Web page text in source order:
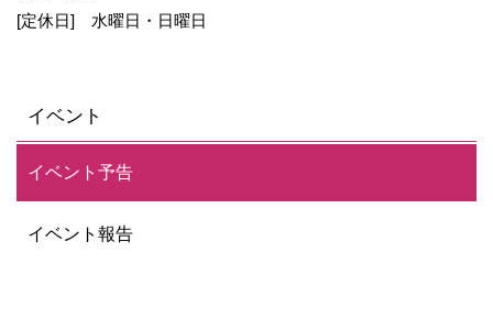
にサービスを提供する目的で、委託を受けて業務
ません)
内容・正確性
ご利用のお客様の個人情報を収集する際には、そ
の利用目的に必要な範囲内の情報を収集して、正
[定休日] 水曜日・日曜日
イベント
イベント予告
イベント報告